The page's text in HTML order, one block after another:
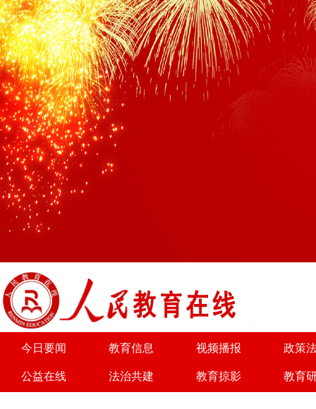
为了实现优势互补、共同
今日要闻 教育信息 视频播报 政策
公益在线 法治共建 教育掠影 教育